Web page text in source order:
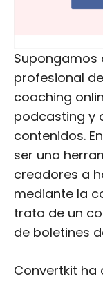
Supongamos
profesional
coaching
podcasting y
contenidos.
ser una
creadores a
mediante la
trata de un
de boletines
Convertkit ha